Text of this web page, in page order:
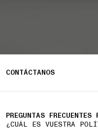
CONTÁCTANOS
PREGUNTAS FRECUENTES
¿CUÁL ES VUESTRA